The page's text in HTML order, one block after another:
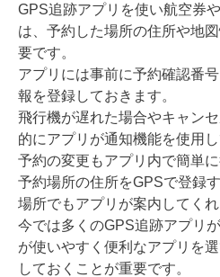
GPS追跡アプリを使い航空券
は、予約した場所の住所や地
要です。
アプリには事前に予約確認番
報を登録しておきます。
飛行機が遅れた場合やキャン
的にアプリが通知機能を使用
予約の変更もアプリ内で簡単に
予約場所の住所をGPSで登録
場所でもアプリが案内してくれ
今では多くのGPS追跡アプリ
が使いやすく便利なアプリを
しておくことが重要です。